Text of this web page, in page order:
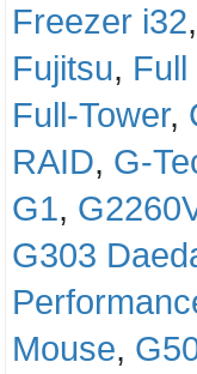
Freezer i32
Fujitsu,
Full-Tower,
RAID, G-
G1,
G303
Mouse,